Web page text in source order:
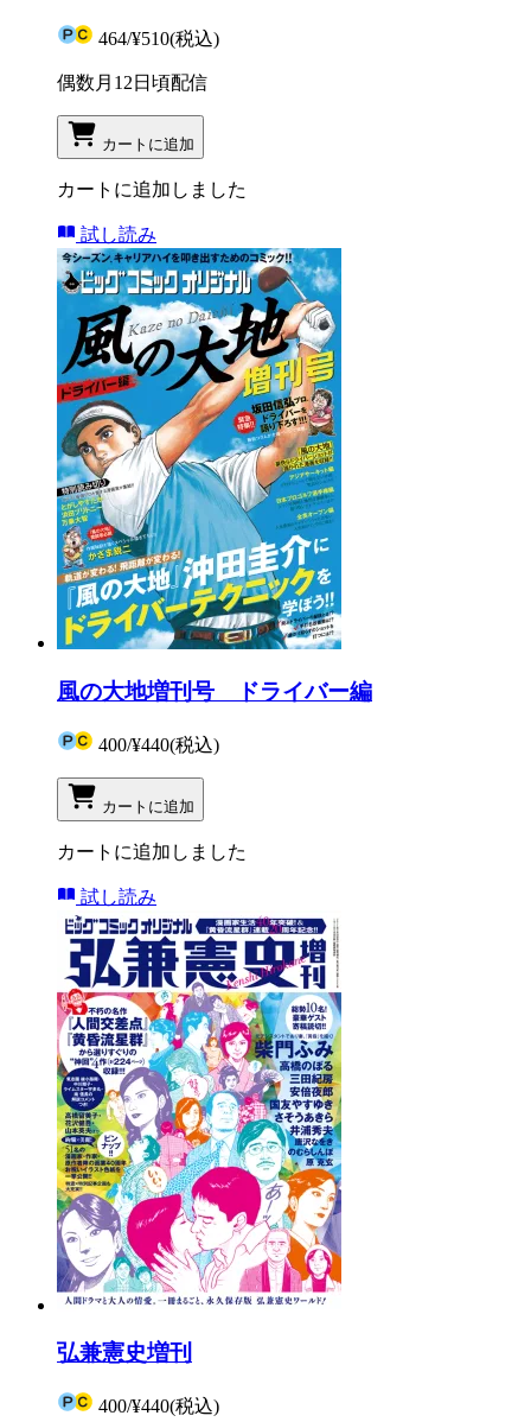
464/¥510(税込)
偶数月12日頃配信
カートに追加
カートに追加しました
試し読み
風の大地増刊号 ドライバー編
400/¥440(税込)
カートに追加
カートに追加しました
試し読み
弘兼憲史増刊
400/¥440(税込)